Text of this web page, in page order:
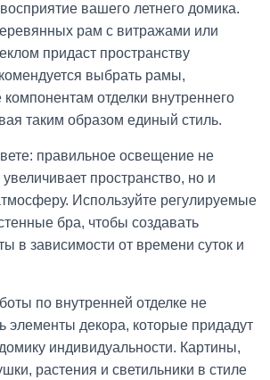
вашего летнего домика.
рам с витражами или
придаст пространству
выбрать рамы,
отделки внутреннего
таким образом единый стиль.
правильное освещение не
пространство, но и
Используйте регулируемые
бра, чтобы создавать
в зависимости от времени суток и
по внутренней отделке не
элементы декора, которые придадут
индивидуальности. Картины,
растения и светильники в стиле